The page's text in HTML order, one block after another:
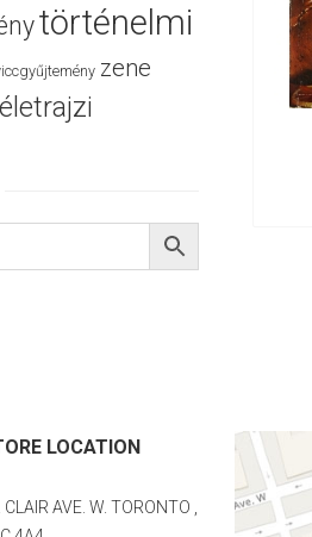
történelmi
zene
LOCATION
AVE. W. TORONTO ,